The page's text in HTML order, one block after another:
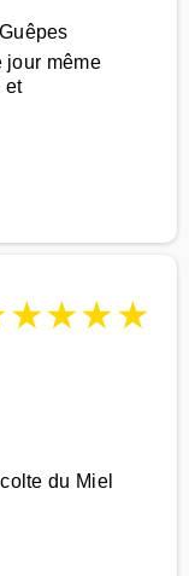
jour même
et
★★★★
du Miel